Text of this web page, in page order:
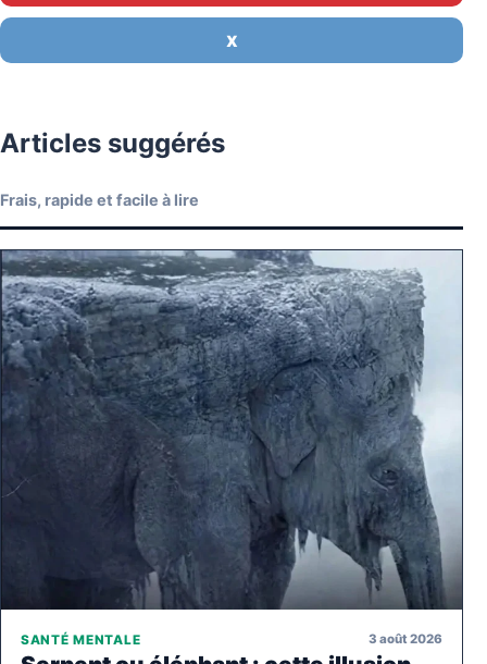
X
Articles suggérés
Frais, rapide et facile à lire
SANTÉ MENTALE 3 août 2026